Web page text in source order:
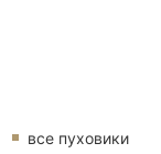
все пуховики